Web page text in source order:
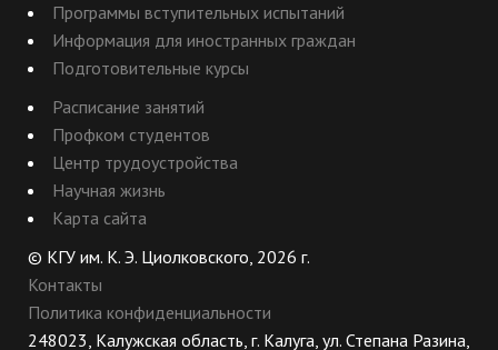
Программы вступительных испытаний
Информация для иностранных граждан
Подготовительные курсы
Расписание занятий
Профком студентов
Центр трудоустройства
Научная жизнь
Карта сайта
© КГУ им. К. Э. Циолковского, 2026 г.
Контакты
Политика конфиденциальности
248023, Калужская область, г. Калуга, ул. Степана Разина,